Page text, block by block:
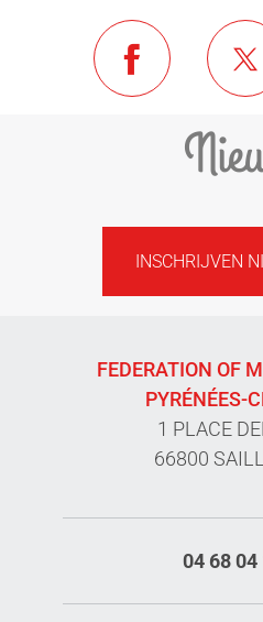
INSCHRIJVEN
FEDERATION OF
PYRÉNÉES-
1 PLACE
66800
04 68 04